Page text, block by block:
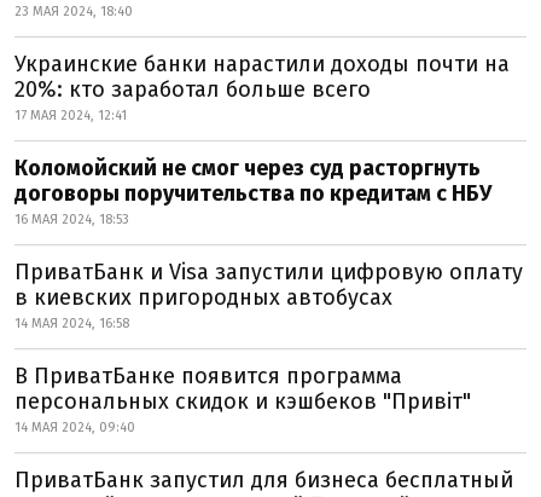
23 МАЯ 2024, 18:40
Украинские банки нарастили доходы почти на
20%: кто заработал больше всего
17 МАЯ 2024, 12:41
Коломойский не смог через суд расторгнуть
договоры поручительства по кредитам с НБУ
16 МАЯ 2024, 18:53
ПриватБанк и Visa запустили цифровую оплату
в киевских пригородных автобусах
14 МАЯ 2024, 16:58
В ПриватБанке появится программа
персональных скидок и кэшбеков "Привіт"
14 МАЯ 2024, 09:40
ПриватБанк запустил для бизнеса бесплатный